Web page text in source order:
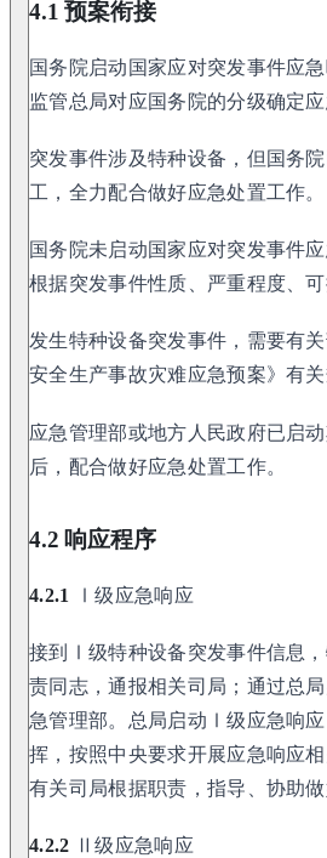
4.1 预案衔接
国务院启动国家应对突发事件应
监管总局对应国务院的分级确定
突发事件涉及特种设备，但国务
工，全力配合做好应急处置工作。
国务院未启动国家应对突发事件
根据突发事件性质、严重程度、
发生特种设备突发事件，需要有
安全生产事故灾难应急预案》有
应急管理部或地方人民政府已启
后，配合做好应急处置工作。
4.2 响应程序
4.2.1 Ⅰ级应急响应
接到Ⅰ级特种设备突发事件信息
责同志，通报相关司局；通过总
急管理部。总局启动Ⅰ级应急响
挥，按照中央要求开展应急响应
有关司局根据职责，指导、协助
4.2.2 Ⅱ级应急响应